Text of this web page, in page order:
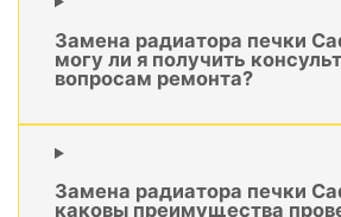
Замена радиатора печки
могу ли я получить
вопросам ремонта?
Замена радиатора печки
каковы преимущества